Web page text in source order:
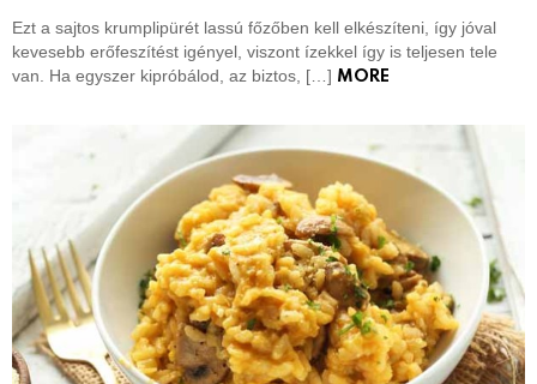
Ezt a sajtos krumplipürét lassú főzőben kell elkészíteni, így jóval
kevesebb erőfeszítést igényel, viszont ízekkel így is teljesen tele
van. Ha egyszer kipróbálod, az biztos, […] MORE